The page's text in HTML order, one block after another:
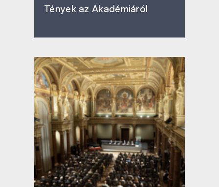
Tények az Akadémiáról